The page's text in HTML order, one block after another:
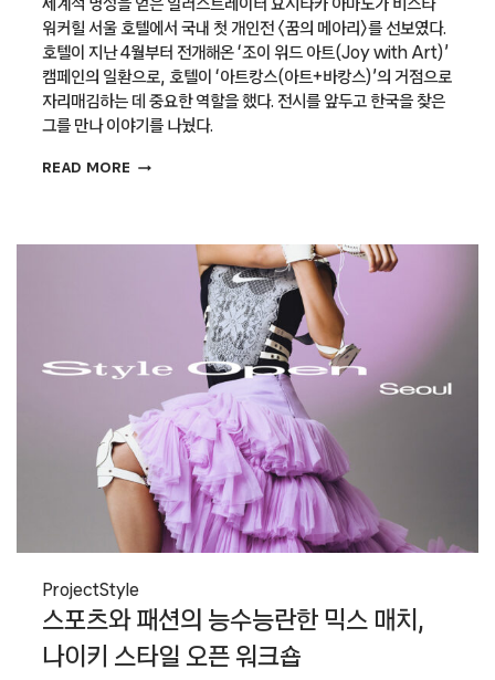
워커힐 서울 호텔에서 국내 첫 개인전 〈꿈의 메아리〉를 선보였다.
호텔이 지난 4월부터 전개해온 ‘조이 위드 아트(Joy with Art)’
캠페인의 일환으로, 호텔이 ‘아트캉스(아트+바캉스)’의 거점으로
자리매김하는 데 중요한 역할을 했다. 전시를 앞두고 한국을 찾은
그를 만나 이야기를 나눴다.
READ MORE 현실로
아마노
ProjectStyle
스포츠와 패션의 능수능란한 믹스 매치,
나이키 스타일 오픈 워크숍